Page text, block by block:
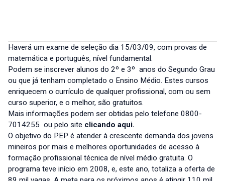
Haverá um exame de seleção dia 15/03/09, com provas de
matemática e português, nível fundamental.
Podem se inscrever alunos do 2º e 3º anos do Segundo Grau
ou que já tenham completado o Ensino Médio. Estes cursos
enriquecem o currículo de qualquer profissional, com ou sem
curso superior, e o melhor, são gratuitos.
Mais informações podem ser obtidas pelo telefone 0800-
7014255 ou pelo site clicando aqui.
O objetivo do PEP é atender à crescente demanda dos jovens
mineiros por mais e melhores oportunidades de acesso à
formação profissional técnica de nível médio gratuita. O
programa teve início em 2008, e, este ano, totaliza a oferta de